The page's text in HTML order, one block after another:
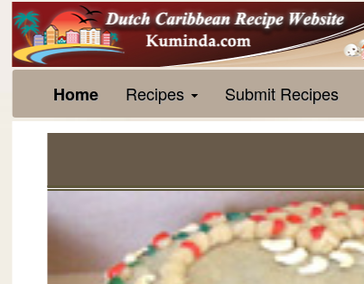
Home Recipes Submit Recipes